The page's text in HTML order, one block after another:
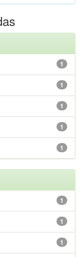
1
1
1
1
1
1
1
1